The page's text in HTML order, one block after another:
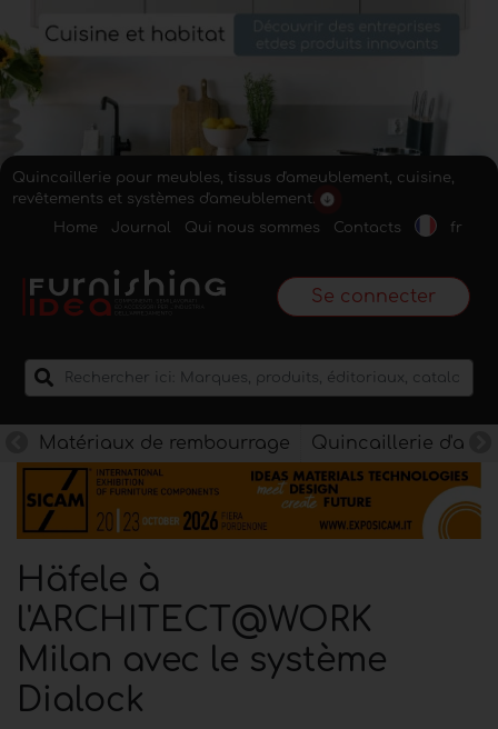
Quincaillerie pour meubles, tissus d'ameublement, cuisine,
revêtements et systèmes d'ameublement.
Home
Journal Qui nous sommes Contacts fr
Se connecter
Matériaux de rembourrage Quincaillerie
Häfele à
l'ARCHITECT@WORK
Milan avec le système
Dialock